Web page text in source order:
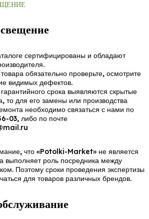
сертифицированы и обладают
обязательно проверьте, осмотрите
видимых дефектов.
срока выявляются скрытые
то для его замены или производства
необходимо связаться с нами по
03, либо по почте
что «Potolki-Market» не является
выполняет роль посредника между
Поэтому сроки проведения экспертизы
для товаров различных брендов.